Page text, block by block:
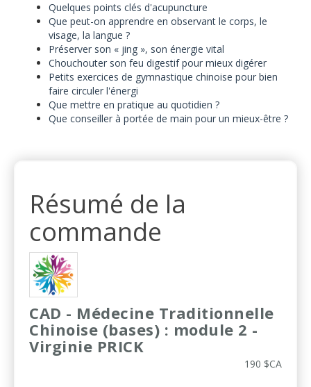
Quelques points clés d'acupuncture
Que peut-on apprendre en observant le corps, le
visage, la langue ?
Préserver son « jing », son énergie vital
Chouchouter son feu digestif pour mieux digérer
Petits exercices de gymnastique chinoise pour bien
faire circuler l'énergi
Que mettre en pratique au quotidien ?
Que conseiller à portée de main pour un mieux-être ?
Résumé de la
commande
CAD - Médecine Traditionnelle
Chinoise (bases) : module 2 -
Virginie PRICK
190 $CA